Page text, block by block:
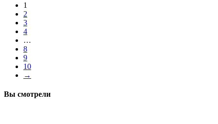
1
2
3
4
…
8
9
10
→
Вы смотрели